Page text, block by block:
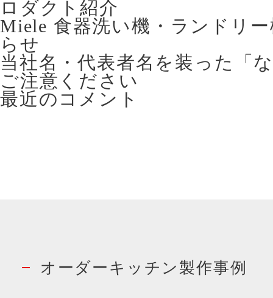
ロダクト紹介
Miele 食器洗い機・ランドリ
らせ
当社名・代表者名を装った「
ご注意ください
最近のコメント
オーダーキッチン製作事例